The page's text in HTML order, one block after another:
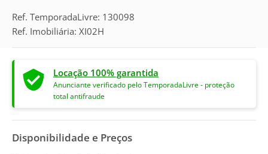
Ref. TemporadaLivre: 130098
Ref. Imobiliária: XI02H
Locação 100% garantida
Anunciante verificado pelo TemporadaLivre - proteção
total antifraude
Disponibilidade e Preços